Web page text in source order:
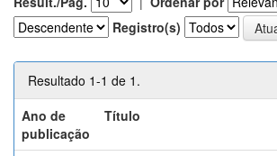
Registro(s)
Resultado 1-1 de 1.
Ano de
publicação
Título